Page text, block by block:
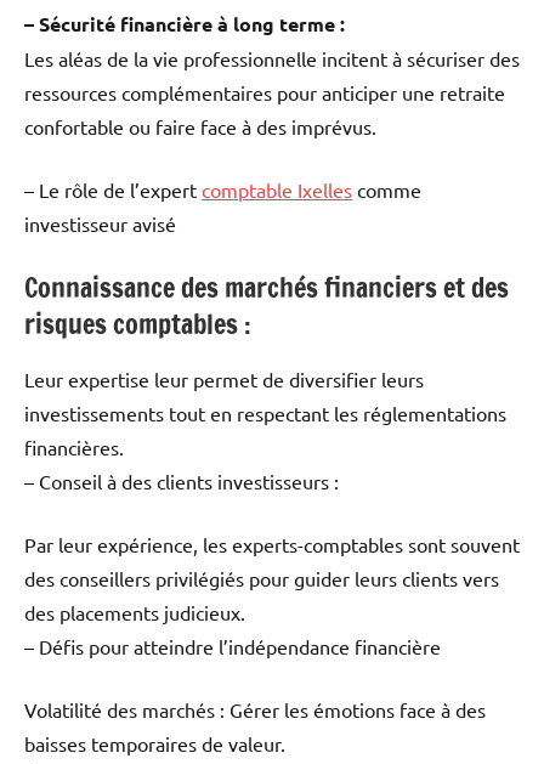
– Sécurité financière à long terme :
Les aléas de la vie professionnelle incitent à sécuriser des
ressources complémentaires pour anticiper une retraite
confortable ou faire face à des imprévus.
– Le rôle de l’expert comptable Ixelles comme
investisseur avisé
Connaissance des marchés financiers et des
risques comptables :
Leur expertise leur permet de diversifier leurs
investissements tout en respectant les réglementations
financières.
– Conseil à des clients investisseurs :
Par leur expérience, les experts-comptables sont souvent
des conseillers privilégiés pour guider leurs clients vers
des placements judicieux.
– Défis pour atteindre l’indépendance financière
Volatilité des marchés : Gérer les émotions face à des
baisses temporaires de valeur.